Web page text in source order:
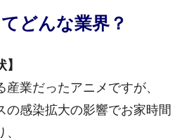
どんな業界？
業だったアニメですが、
の感染拡大の影響でお家時間